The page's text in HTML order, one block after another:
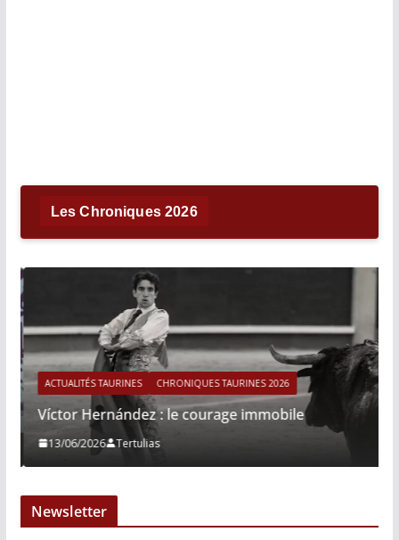
Les Chroniques 2026
ACTUALITÉS TAURINES CHRONIQUES TAURINES 2026
Víctor Hernández : le courage immobile
13/06/2026 Tertulias
Newsletter